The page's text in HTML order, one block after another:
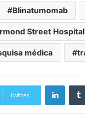
Blinatumomab
Street Hospital
médica
Twitter